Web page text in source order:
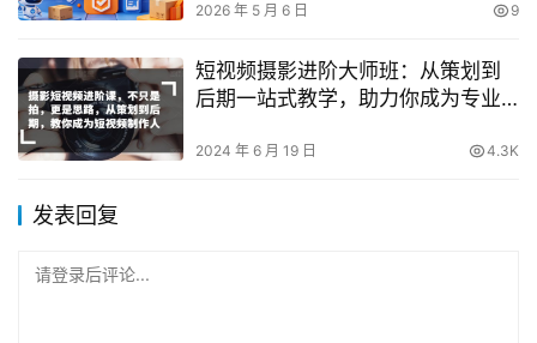
2026 年 5 月 6 日 9
短视频摄影进阶大师班：从策划到
后期一站式教学，助力你成为专业
2024 年 6 月 19 日 4.3K
发表回复
请登录后评论...